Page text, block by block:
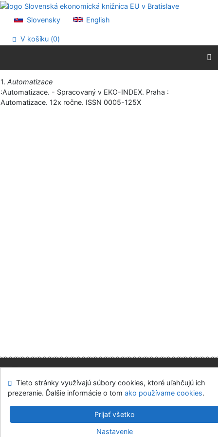
Prejsť na obsah
Prehlásenie o webovej prístupnosti
Slovensky English
V košíku (0)
Vytlačiť
1. Automatizace
:Automatizace. - Spracovaný v EKO-INDEX. Praha :
Automatizace. 12x ročne. ISSN 0005-125X
Mapa stránok Prístupnosť
Súkromie
Modul OpenSearch
Napíšte nám Nastavenie cookies
Slovenská ekonomická knižnica EU v Bratislave
v.4.8.63a-Cosmotron Slovakia, s.r.o.
Tieto stránky využívajú súbory cookies, ktoré uľahčujú ich
prezeranie. Ďalšie informácie o tom ako používame cookies.
Prijať všetko
Nastavenie